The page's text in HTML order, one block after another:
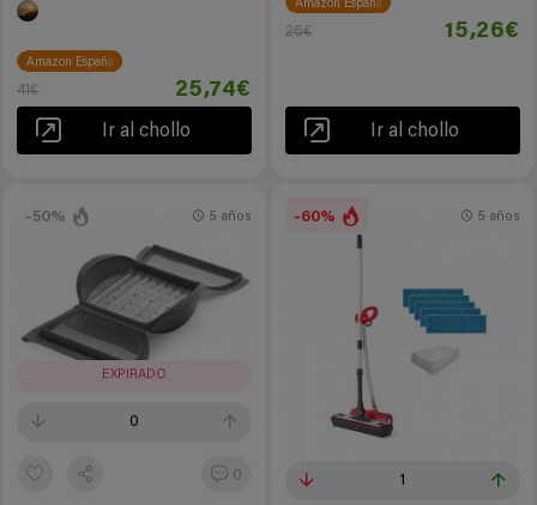
Amazon España
41€ 25,74€
Ir al chollo
Amazon España
26€ 15,26€
Ir al chollo
-50%
EXPIRADO
0
0
5 años -60%
1
5 años